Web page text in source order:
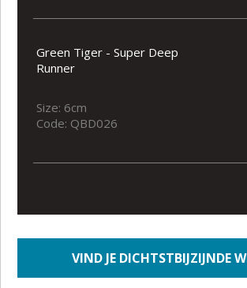
Green Tiger - Super Deep
Runner
Size: 6cm
Code: QBD026
VIND JE DICHTSTBIJZIJNDE